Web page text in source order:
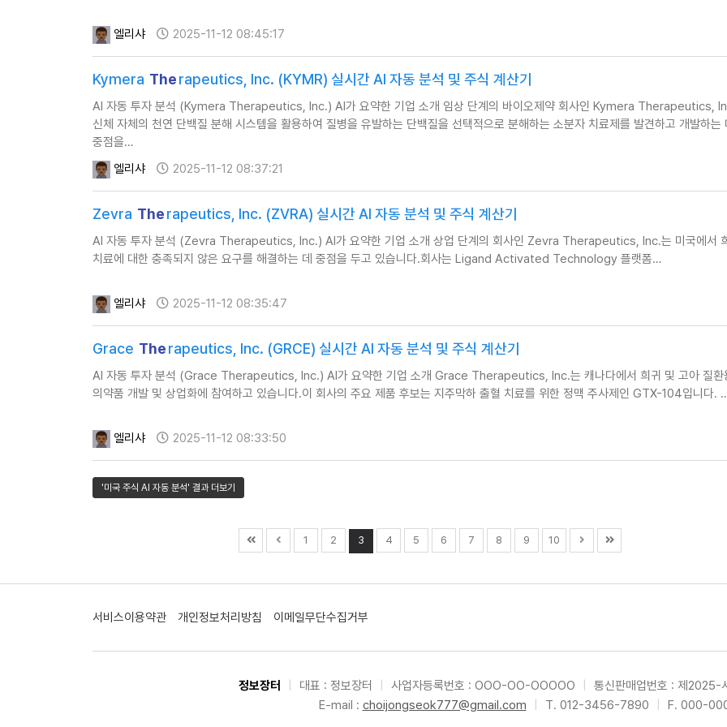
엘리샤 2025-11-12 08:45:17
Kymera Therapeutics, Inc. (KYMR) 실시간 AI 자동 분석 및 주식 계산기
AI 자동 투자 분석 (Kymera Therapeutics, Inc.) AI가 요약한 기업 소개 임상 단계의 바이오제약 회사인 Kymera Therapeutics,
신체 자체의 천연 단백질 분해 시스템을 활용하여 질병을 유발하는 단백질을 선택적으로 분해하는 소분자 치료제를 발견하고 개발하는
중점을…
엘리샤
2025-11-12 08:37:21
Zevra Therapeutics, Inc. (ZVRA) 실시간 AI 자동 분석 및 주식 계산기
AI 자동 투자 분석 (Zevra Therapeutics, Inc.) AI가 요약한 기업 소개 상업 단계의 회사인 Zevra Therapeutics, Inc.는 미국에서
치료에 대한 충족되지 않은 요구를 해결하는 데 중점을 두고 있습니다.회사는 Ligand Activated Technology 플랫폼…
엘리샤 2025-11-12 08:35:47
Grace Therapeutics, Inc. (GRCE) 실시간 AI 자동 분석 및 주식 계산기
AI 자동 투자 분석 (Grace Therapeutics, Inc.) AI가 요약한 기업 소개 Grace Therapeutics, Inc.는 캐나다에서 희귀 및 고아 질환
의약품 개발 및 상업화에 참여하고 있습니다.이 회사의 주요 제품 후보는 지주막하 출혈 치료를 위한 정맥 주사제인 GTX-104입니다.
엘리샤 2025-11-12 08:33:50
'미국 주식 AI 자동 분석' 결과 더보기
1 2 3 4 5 6 7 8 9 10
서비스이용약관 개인정보처리방침 이메일무단수집거부
정보장터 대표 : 정보장터 사업자등록번호 : OOO-OO-OOOOO 통신판매업번호 : 제
E-mail : choijongseok777@gmail.com T. 012-3456-7890 F. 000-